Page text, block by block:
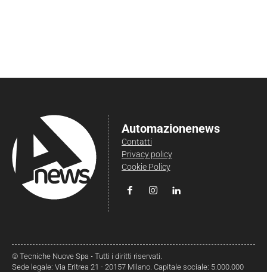
Automazionenews
Contatti
Privacy policy
Cookie Policy
© Tecniche Nuove Spa • Tutti i diritti riservati.
Sede legale: Via Eritrea 21 - 20157 Milano. Capitale sociale: 5.000.000